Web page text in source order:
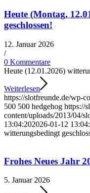
Heute (Montag,
geschlossen!
12. Januar 2026
/
0 Kommentare
Heute (12.01.2026)
Weiterlesen
https://slotfreunde.de/wp-
500 500 hedgehog https://
content/uploads/2013/04/
13:04:202026-01-12
witterungsbedingt
Frohes Neues Jahr
5. Januar 2026